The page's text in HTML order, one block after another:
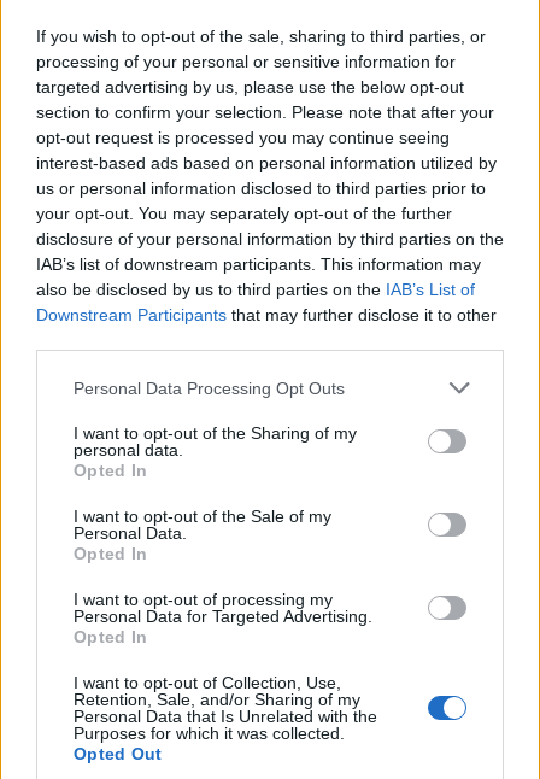
If you wish to opt-out of the sale, sharing to third parties, or
processing of your personal or sensitive information for
targeted advertising by us, please use the below opt-out
section to confirm your selection. Please note that after your
opt-out request is processed you may continue seeing
interest-based ads based on personal information utilized by
us or personal information disclosed to third parties prior to
your opt-out. You may separately opt-out of the further
disclosure of your personal information by third parties on the
IAB’s list of downstream participants. This information may
also be disclosed by us to third parties on the IAB’s List of
Downstream Participants that may further disclose it to other
Personal Data Processing Opt Outs
I want to opt-out of the Sharing of my
personal data.
Opted In
I want to opt-out of the Sale of my
Personal Data.
Opted In
I want to opt-out of processing my
Personal Data for Targeted Advertising.
Opted In
I want to opt-out of Collection, Use,
Retention, Sale, and/or Sharing of my
Personal Data that Is Unrelated with the
Purposes for which it was collected.
Opted Out